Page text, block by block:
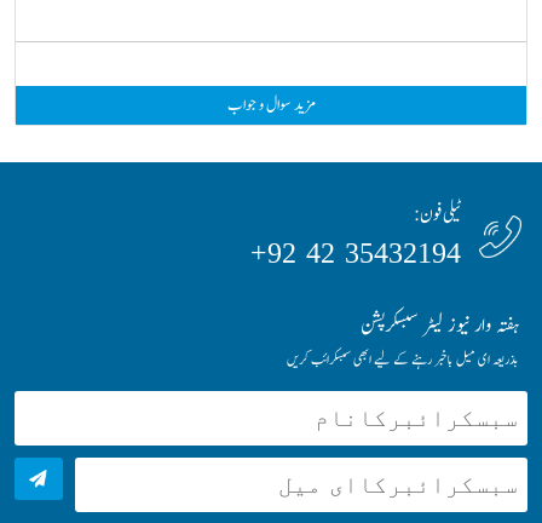
مزید سوال و جواب
ٹیلی فون:
35432194 42 92+
ہفتہ وار نیوز لیٹر سبسکرپشن
بذریعہ ای میل باخبر رہنے کے لیے ابھی سبسکرائب کریں